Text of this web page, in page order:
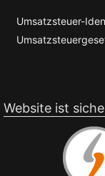
Umsatzsteuer-
Website ist